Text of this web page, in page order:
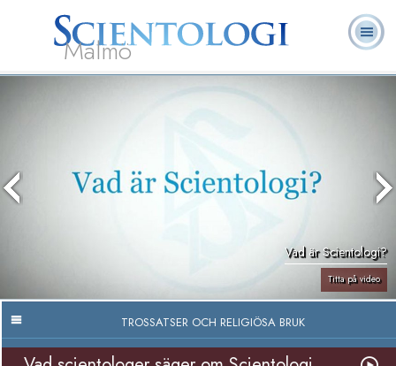
Malmö
Vad är Scientologi?
Titta på video
TROSSATSER OCH RELIGIÖSA BRUK